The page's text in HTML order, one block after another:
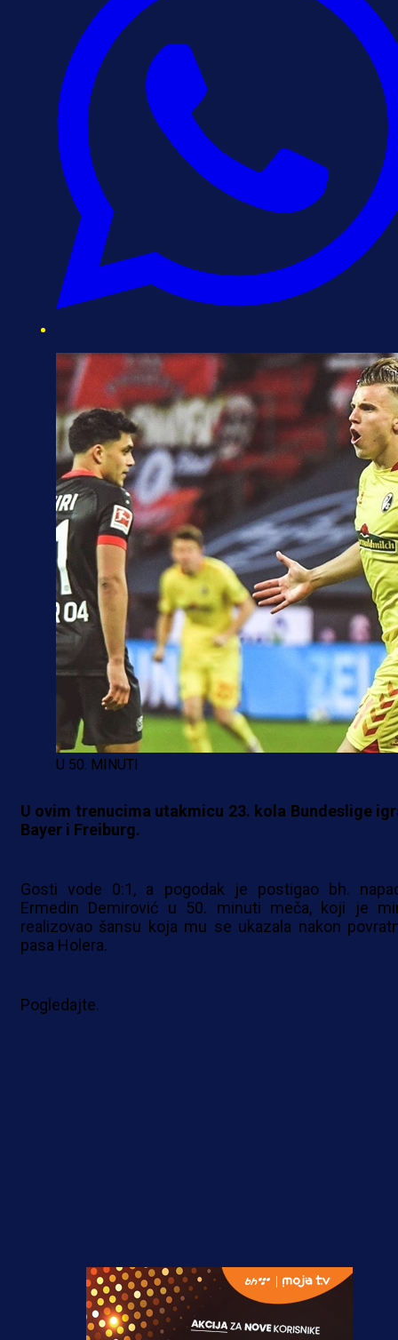
U 50. MINUTI
U ovim trenucima utakmicu 23. kola Bundeslige
Bayer i Freiburg.
Gosti vode 0:1, a pogodak je postigao bh.
Ermedin Demirović u 50. minuti meča, koji je
realizovao šansu koja mu se ukazala nakon
pasa Holera.
Pogledajte.